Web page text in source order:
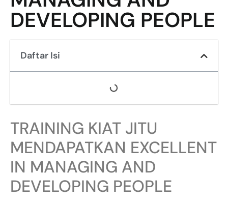
DEVELOPING PEOPLE
Daftar Isi
TRAINING KIAT JITU
MENDAPATKAN EXCELLENT
IN MANAGING AND
DEVELOPING PEOPLE